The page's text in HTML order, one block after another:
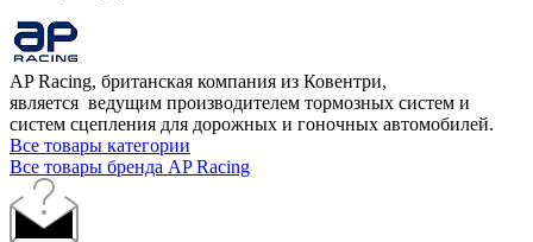
AP Racing, британская компания из Ковентри,
является ведущим производителем тормозных систем и
систем сцепления для дорожных и гоночных автомобилей.
Все товары категории
Все товары бренда AP Racing